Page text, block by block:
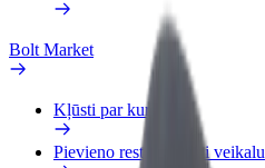
Bolt Market
Kļūsti par kurjeru
Pievieno restorānu vai veikalu